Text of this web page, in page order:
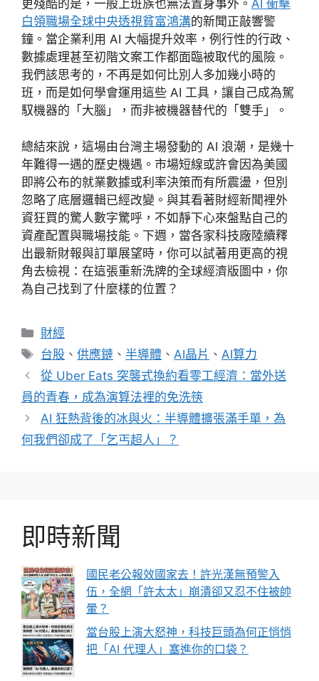
更殘酷的是，一般上班族也無法置身事外。 AI 衝擊
白領職場全球中央透視貧富鴻溝的新聞正敲響警
鐘。當企業利用 AI 大幅提升效率，例行性的行政、
數據處理甚至初階文案工作都面臨被取代的風險。
我們該思考的，不再是如何比別人多加幾小時的
班，而是如何學會運用這些 AI 工具，讓自己成為駕
馭機器的「大腦」，而非被機器替代的「雙手」。
總結來說，這場由台灣主場發動的 AI 浪潮，是幾十
年難得一遇的歷史機遇。市場短線或許會因為美國
即將公布的就業數據或利率決策而有所震盪，但別
忽略了底層邏輯已經改變。與其看著財經新聞裡外
資狂買的驚人數字驚呼，不如靜下心來盤點自己的
資產配置與職場技能。下週，當各家科技廠陸續釋
出最新財報與訂單展望時，你可以試著用更高的視
角去檢視：在這張重新洗牌的全球經濟版圖中，你
為自己找到了什麼樣的位置？
分
類
財經
標
籤
台股 、供應鏈 、半導體 、 AI晶片 、 AI算力
從 Uber Eats 突襲式換約看零工經濟：當外送
員的青春，成為演算法裡的免洗筷
AI 狂熱背後的冰與火：半導體擴張滿手單，為
何我們卻成了「乞丐超人」？
即時新聞
國民老公報效國家去！許光漢無預警入
伍，全網「許太太」崩潰卻又忍不住被帥
暈？
當台股上演大怒神，科技巨頭為何正悄悄
把「AI 代理人」塞進你的口袋？